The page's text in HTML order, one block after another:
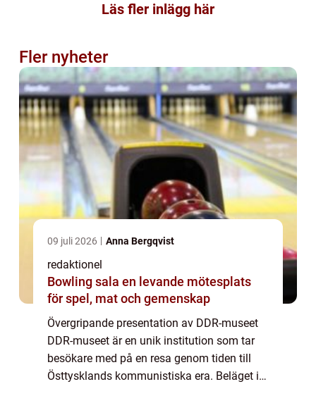
Läs fler inlägg här
Fler nyheter
09 juli 2026 Anna Bergqvist
redaktionel
Bowling sala en levande mötesplats
för spel, mat och gemenskap
Övergripande presentation av DDR-museet
DDR-museet är en unik institution som tar
besökare med på en resa genom tiden till
Östtysklands kommunistiska era. Beläget i